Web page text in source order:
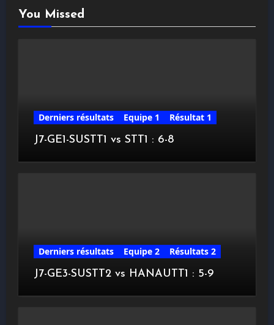
You Missed
Derniers résultats Equipe 1
Résultat 1
J7-GE1-SUSTT1 vs STT1 : 6-8
Derniers résultats Equipe 2
Résultats 2
J7-GE3-SUSTT2 vs HANAUTT1 : 5-9